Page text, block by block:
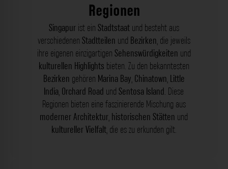
Regionen
Singapurist ein Stadtstaatund besteht aus
verschiedenen Stadtteilen und Bezirken, die jeweils
ihre eigenen einzigartigen Sehenswürdigkeiten und
kulturellen Highlights bieten. Zu den bekanntesten
Bezirken gehören Marina Bay, Chinatown, Little
India, Orchard Road undSentosa Island. Diese
Regionen bieten eine faszinierende Mischung aus
moderner Architektur, historischen Stätten und
kultureller Vielfalt, die es zu erkunden gilt.